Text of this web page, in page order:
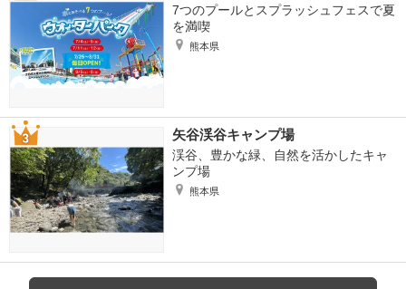
7つのプールとスプラッシュフェスで夏
を満喫
熊本県
矢谷渓谷キャンプ場
渓谷、豊かな緑、自然を活かしたキャ
ンプ場
熊本県